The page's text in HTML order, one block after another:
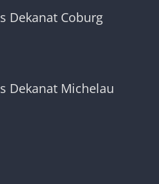
Dekanat Coburg
Dekanat Michelau